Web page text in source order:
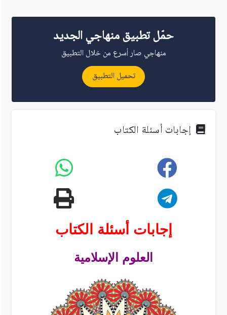
حمّل تطبيق منهاجي الجديد
منهاجي صار أسرع من خلال التطبيق
تحميل التطبيق
إجابات أسئلة الكتاب
إجابات أسئلة الكتاب
العلوم الإسلامية